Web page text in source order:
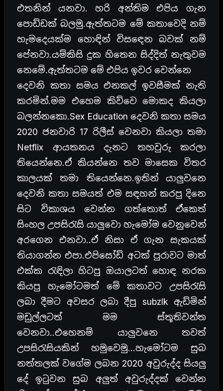
එතනින් යනවා. හරි අන්තිම එපිය ගැන
පොඩ්ඩක් බලමු.ඇත්තටම මේ කතාවෙදි නම්
හැමදෙයක්ම හොඳින් විසඳෙන බවක් නම්
පේනවා.යම්කිසි දුක හිතෙන සිද්දිත් නැතුවම
නෙමේ.ඇත්තටම මේ එපිය ඉවර වෙන්නෙ
දෙවනි කතා සමය එනකල් ඉවසීමක් නැති
කරමින්.මම එහෙම කිව්වෙ මොකද කියලා
බලන්නකො.Sex Education දෙවනි කතා සමය
2020 ජනවාරි 17 රිලීස් වෙනවා කියලා තමා
Netflix ආයතනය දැනට තහවුරු කරලා
තියෙන්නෙ.ඒ කියන්නෙ තව මාසෙක විතර
කාලයක් තමා තියෙන්නෙ.ඉතින් යාලුවනෙ
දෙවනි කතා සමයත් එම සඳහන් කරපු දිනෙ
සිට විකාශය වෙන්න ගත්තොත් ඒකෙත්
සිංහල උපසිරැසි යාලුවො හැමෝම වෙනුවෙන්
අරගෙන එනවා..ඒ නිසා ඒ ගැන සැකයක්
තියාගන්න එපා.එපිසෝඩ් අටක් පුරාවට මාත්
එක්ක රැඳිලා හිටපු ඔයාලටත් හොඳ නරක
කියපු හැමෝටමත් මේ කතාවට උපසිරැසි
ලබා දීමට අවසර ලබා දීපු subzlk ඇඩ්මින්
මඩුල්ලටත් මම ස්තූතිවන්ත
වෙනවා..එහෙනම් යාලුවනෙ තවත්
උපසිරැසියකින් හමුවෙමු…හැමෝටම සුබ
නත්තලක් වගේම ලබන 2020 අවුරුද්ද සියලු
දේ ඉටුවන සුබ අලුත් අවුරුද්දක් වෙන්න